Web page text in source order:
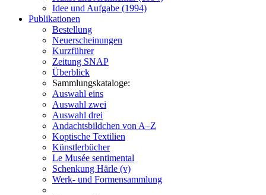
Idee und Aufgabe (1994)
Publikationen
Bestellung
Neuerscheinungen
Kurzführer
Zeitung SNAP
Überblick
Sammlungskataloge:
Auswahl eins
Auswahl zwei
Auswahl drei
Andachtsbildchen von A–Z
Koptische Textilien
Künstlerbücher
Le Musée sentimental
Schenkung Härle (v)
Werk- und Formensammlung